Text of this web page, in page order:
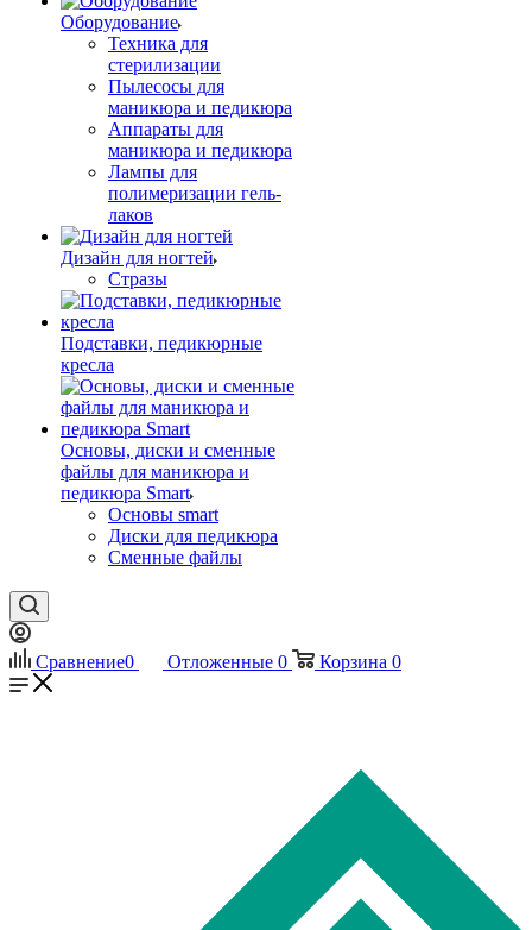
Оборудование
Техника для
стерилизации
Пылесосы для
маникюра и педикюра
Аппараты для
маникюра и педикюра
Лампы для
полимеризации гель-
лаков
Дизайн для ногтей
Стразы
Подставки, педикюрные
кресла
Основы, диски и сменные
файлы для маникюра и
педикюра Smart
Основы smart
Диски для педикюра
Сменные файлы
Сравнение0 Отложенные 0 Корзина 0